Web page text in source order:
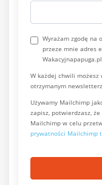
Wyrażam zgodę na
przeze mnie adres
W każdej chwili możesz
otrzymanym
Używamy Mailchimp
zapisz, potwierdzasz,
Mailchimp w celu
prywatności Mailchimp